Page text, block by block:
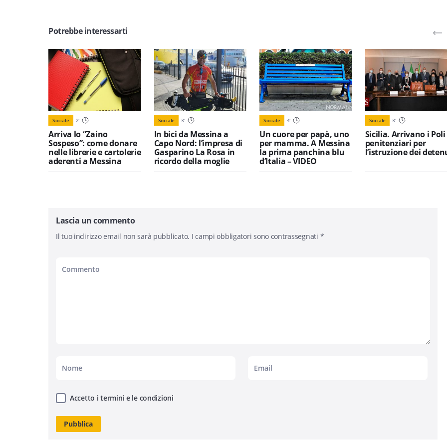
Potrebbe interessarti
Sociale 2'
Arriva lo “Zaino
Sospeso”: come donare
nelle librerie e cartolerie
aderenti a Messina
Sociale 3'
In bici da Messina a
Capo Nord: l’impresa di
Gasparino La Rosa in
ricordo della moglie
Sociale 4'
Un cuore per papà, uno
per mamma. A Messina
la prima panchina blu
d’Italia – VIDEO
Sociale 3'
Sicilia. Arrivano i Poli
penitenziari per
l’istruzione dei
Lascia un commento
Il tuo indirizzo email non sarà pubblicato. I campi obbligatori sono contrassegnati *
Accetto i termini e le condizioni